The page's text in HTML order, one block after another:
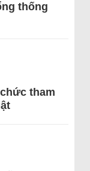
thống
tham